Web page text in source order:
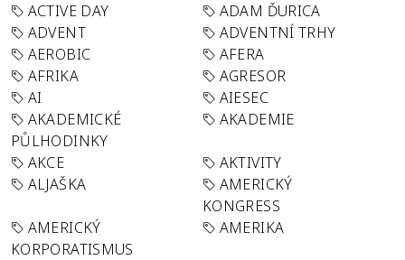
ACTIVE DAY
ADAM ĎURICA
ADVENT
ADVENTNÍ TRHY
AEROBIC
AFERA
AFRIKA
AGRESOR
AI
AIESEC
AKADEMICKÉ
PŮLHODINKY
AKADEMIE
AKCE
AKTIVITY
ALJAŠKA
AMERICKÝ
KONGRESS
AMERICKÝ
KORPORATISMUS
AMERIKA